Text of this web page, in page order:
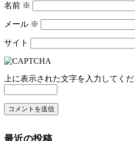
名前 ※
メール ※
サイト
上に表示された文字を入力してくだ
最近の投稿